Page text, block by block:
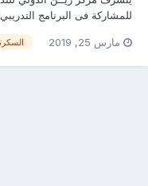
للمشاركة فى البرنامج التدريبي
... منسقة التدريب : روان
مارس 25, 2019